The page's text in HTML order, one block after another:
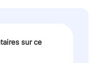
sur ce